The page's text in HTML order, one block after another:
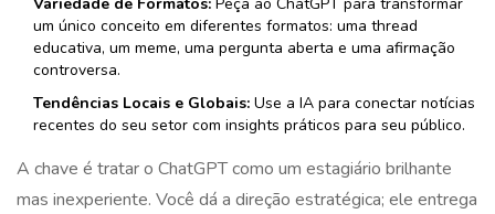
um único conceito em diferentes formatos: uma thread
educativa, um meme, uma pergunta aberta e uma afirmação
controversa.
Tendências Locais e Globais: Use a IA para conectar notícias
recentes do seu setor com insights práticos para seu público.
A chave é tratar o ChatGPT como um estagiário brilhante
mas inexperiente. Você dá a direção estratégica; ele entrega